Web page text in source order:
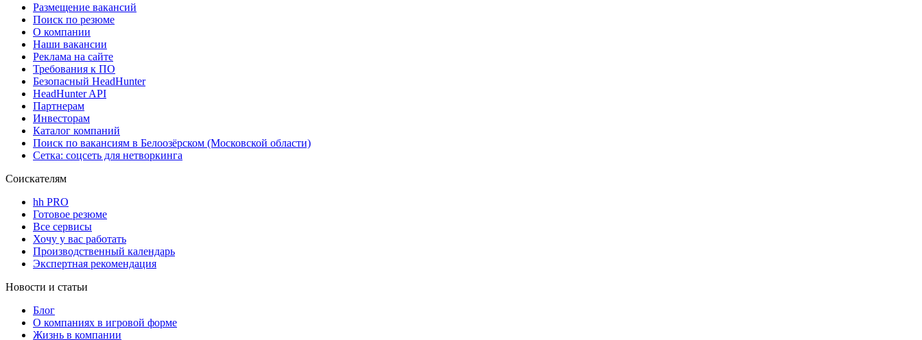
Размещение вакансий
Поиск по резюме
О компании
Наши вакансии
Реклама на сайте
Требования к ПО
Безопасный HeadHunter
HeadHunter API
Партнерам
Инвесторам
Каталог компаний
Поиск по вакансиям в Белоозёрском (Московской области)
Сетка: соцсеть для нетворкинга
Соискателям
hh PRO
Готовое резюме
Все сервисы
Хочу у вас работать
Производственный календарь
Экспертная рекомендация
Новости и статьи
Блог
О компаниях в игровой форме
Жизнь в компании